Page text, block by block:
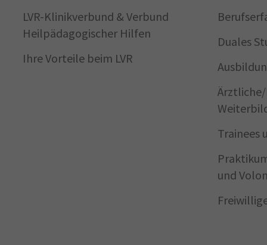
LVR-Klinikverbund & Verbund
Heilpädagogischer Hilfen
Ihre Vorteile beim LVR
Duales
Trainees
und